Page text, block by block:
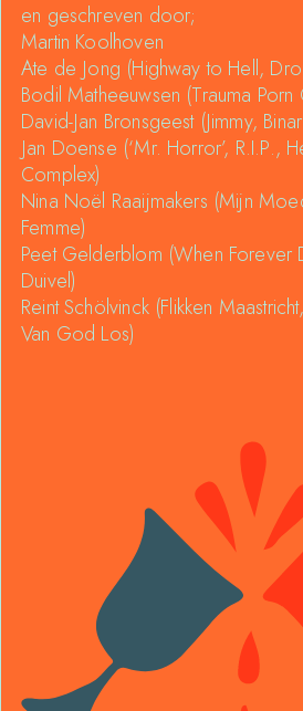
en geschreven door;
Martin Koolhoven
Ate de Jong (Highway to Hell,
Bodil Matheeuwsen (Trauma Porn
David-Jan Bronsgeest (Jimmy,
Jan Doense (‘Mr. Horror’, R.I.P.,
Complex)
Nina Noël Raaijmakers (Mijn
Femme)
Peet Gelderblom (When Forever
Duivel)
Reint Schölvinck (Flikken
Van God Los)